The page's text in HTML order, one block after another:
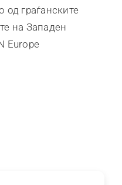
граѓанските
на Западен
Europe